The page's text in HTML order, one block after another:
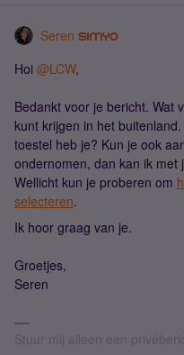
Seren
Hoi ​ @LCW,
Bedankt voor je bericht. Wat
kunt krijgen in het
toestel heb je? Kun je ook
ondernomen, dan kan ik met
Wellicht kun je proberen om
selecteren.
Ik hoor graag van je.
Groetjes,
Seren
Stuur mij alleen een